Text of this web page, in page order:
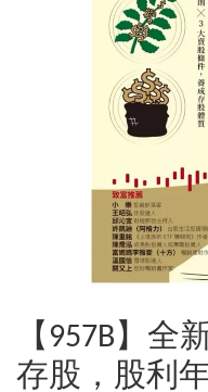
【957B】全
存股，股利